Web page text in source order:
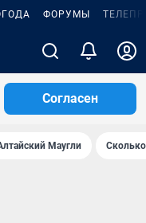
ФОРУМЫ
Согласен
Маугли